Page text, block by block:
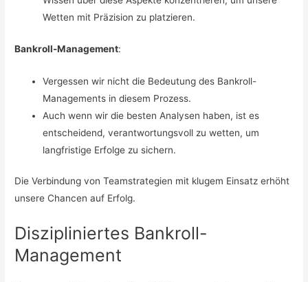
Wetten mit Präzision zu platzieren.
Bankroll-Management:
Vergessen wir nicht die Bedeutung des Bankroll-
Managements in diesem Prozess.
Auch wenn wir die besten Analysen haben, ist es
entscheidend, verantwortungsvoll zu wetten, um
langfristige Erfolge zu sichern.
Die Verbindung von Teamstrategien mit klugem Einsatz erhöht
unsere Chancen auf Erfolg.
Diszipliniertes Bankroll-
Management